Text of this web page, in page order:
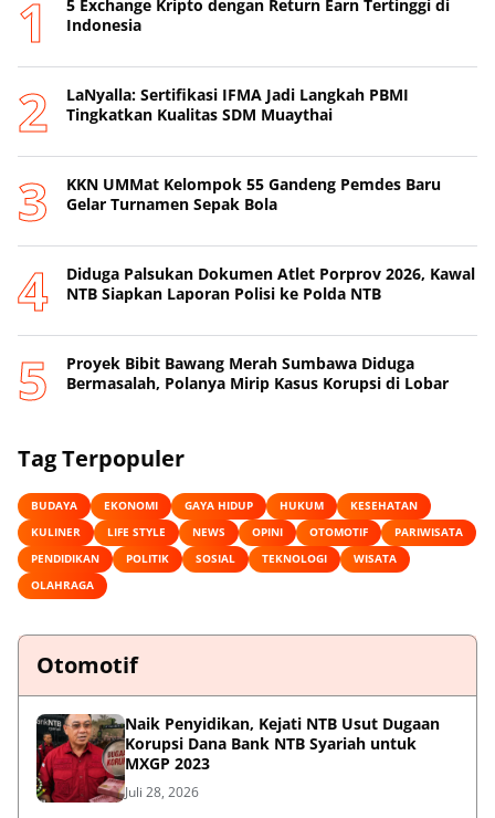
5 Exchange Kripto dengan Return Earn Tertinggi di
Indonesia
LaNyalla: Sertifikasi IFMA Jadi Langkah PBMI
Tingkatkan Kualitas SDM Muaythai
KKN UMMat Kelompok 55 Gandeng Pemdes Baru
Gelar Turnamen Sepak Bola
Diduga Palsukan Dokumen Atlet Porprov 2026, Kawal
NTB Siapkan Laporan Polisi ke Polda NTB
Proyek Bibit Bawang Merah Sumbawa Diduga
Bermasalah, Polanya Mirip Kasus Korupsi di Lobar
Tag Terpopuler
BUDAYA EKONOMI GAYA HIDUP HUKUM
KESEHATAN
KULINER
LIFE STYLE NEWS OPINI OTOMOTIF
PARIWISATA
PENDIDIKAN
POLITIK SOSIAL TEKNOLOGI
WISATA
OLAHRAGA
Otomotif
Naik Penyidikan, Kejati NTB Usut Dugaan
Korupsi Dana Bank NTB Syariah untuk
MXGP 2023
Juli 28, 2026